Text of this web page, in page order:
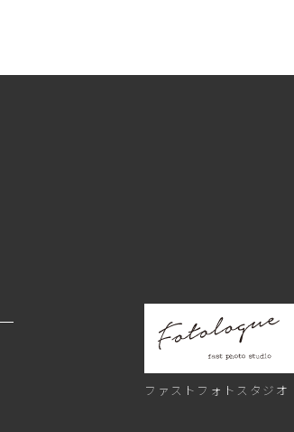
ファストフォトスタジオ